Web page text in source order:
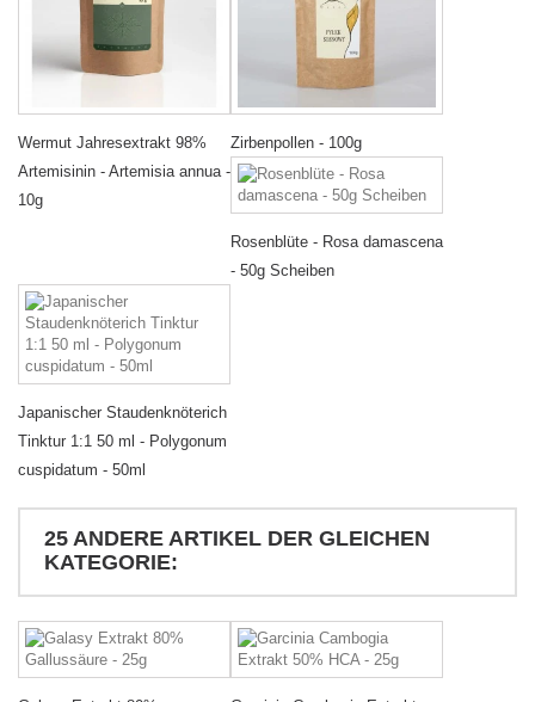
Wermut Jahresextrakt 98%
Artemisinin - Artemisia annua -
10g
Zirbenpollen - 100g
Rosenblüte - Rosa damascena
- 50g Scheiben
Japanischer Staudenknöterich
Tinktur 1:1 50 ml - Polygonum
cuspidatum - 50ml
25 ANDERE ARTIKEL DER GLEICHEN
KATEGORIE: